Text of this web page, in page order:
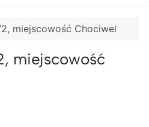
miejscowość Chociwel
miejscowość